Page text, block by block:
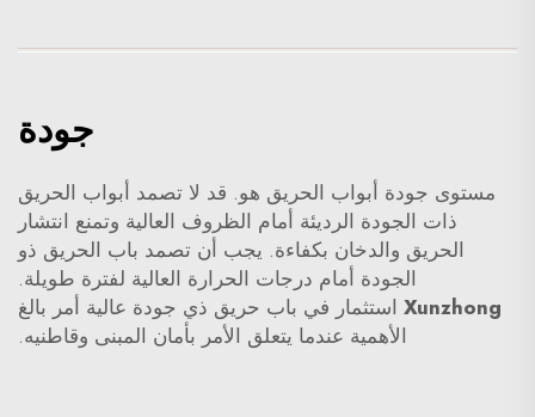
جودة
مستوى جودة أبواب الحريق هو. قد لا تصمد أبواب الحريق
ذات الجودة الرديئة أمام الظروف العالية وتمنع انتشار
الحريق والدخان بكفاءة. يجب أن تصمد باب الحريق ذو
الجودة أمام درجات الحرارة العالية لفترة طويلة.
Xunzhong استثمار في باب حريق ذي جودة عالية أمر بالغ
الأهمية عندما يتعلق الأمر بأمان المبنى وقاطنيه.